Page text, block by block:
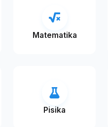
Matematika
Pisika